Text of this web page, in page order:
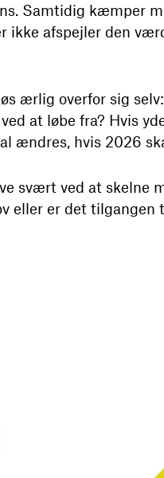
Samtidig kæmper
ikke afspejler den
ærlig overfor sig
at løbe fra? Hvis
ændres, hvis 2026
svært ved at skelne
eller er det tilgangen